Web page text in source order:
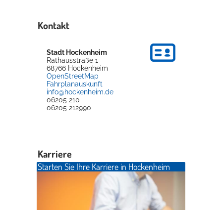
Kontakt
Stadt Hockenheim
Rathausstraße 1
68766 Hockenheim
OpenStreetMap
Fahrplanauskunft
info@hockenheim.de
06205 210
06205 212990
Karriere
Starten Sie Ihre Karriere in Hockenheim